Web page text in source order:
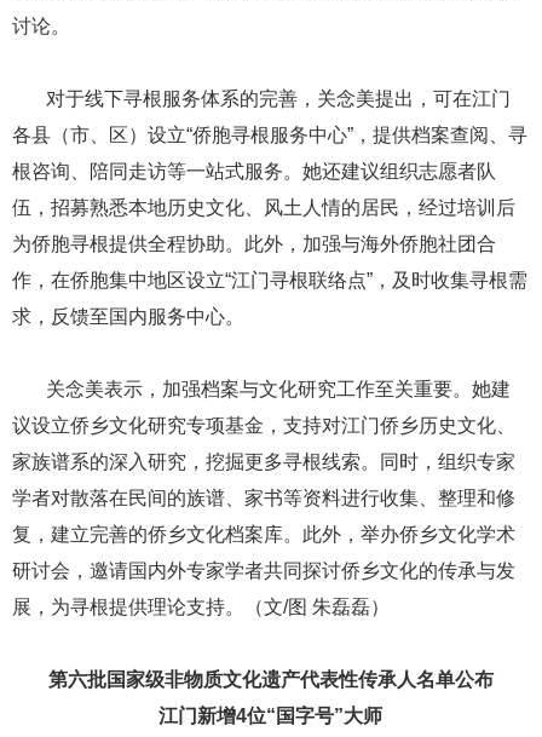
讨论。
​​​​​​​ ​​​​​​​对于线下寻根服务体系的完善，关念美提出，可在江门
各县（市、区）设立“侨胞寻根服务中心”，提供档案查阅、寻
根咨询、陪同走访等一站式服务。她还建议组织志愿者队
伍，招募熟悉本地历史文化、风土人情的居民，经过培训后
为侨胞寻根提供全程协助。此外，加强与海外侨胞社团合
作，在侨胞集中地区设立“江门寻根联络点”，及时收集寻根需
求，反馈至国内服务中心。
​​​​​​​ ​​​​​​​关念美表示，加强档案与文化研究工作至关重要。她建
议设立侨乡文化研究专项基金，支持对江门侨乡历史文化、
家族谱系的深入研究，挖掘更多寻根线索。同时，组织专家
学者对散落在民间的族谱、家书等资料进行收集、整理和修
复，建立完善的侨乡文化档案库。此外，举办侨乡文化学术
研讨会，邀请国内外专家学者共同探讨侨乡文化的传承与发
展，为寻根提供理论支持。（文/图 朱磊磊）
第六批国家级非物质文化遗产代表性传承人名单公布
江门新增4位“国字号”大师